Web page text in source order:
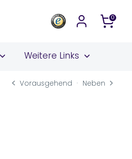
0
Weitere Links
Vorausgehend Neben